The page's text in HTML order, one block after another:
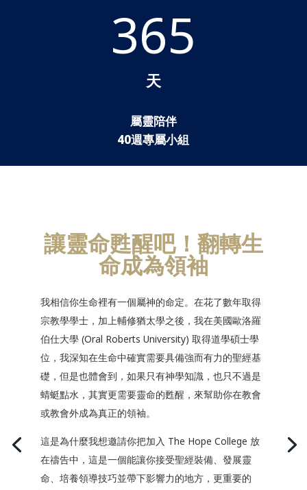
365
天
屬靈陪伴
40週專屬小組
讓靈命甦醒吧！翻轉生
命成為領袖
我相信你生命裡有一個屬神的命定。在花了數年取得
宗教學學士，加上輔修猶太學之後，我在美國歐洛羅
伯仕大學 (Oral Roberts University) 取得道學碩士學
位，我深知在生命中確實需要具備強而有力的聖經基
礎，但是也體會到，如果只有神學知識，也只不過是
蜻蜓點水，其實更需要靈命的甦醒，來幫助你在教會
或教會外成為真正的領袖。
這是為什麼我想邀請你把加入 The Hope College 放
在禱告中，這是一個能讓你接受聖經裝備、發展靈
命、培養領導技巧並帶下影響力的地方，更重要的